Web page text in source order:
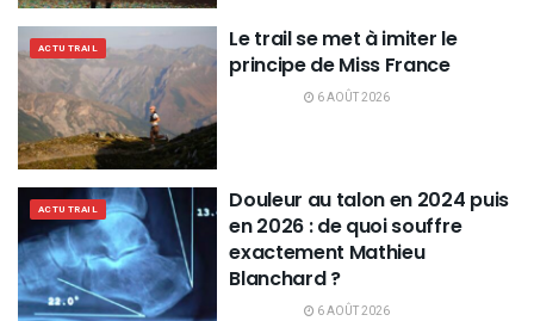
ACTU TRAIL
Le trail se met à imiter le
principe de Miss France
6 AOÛT 2026
ACTU TRAIL
Douleur au talon en 2024 puis
en 2026 : de quoi souffre
exactement Mathieu
Blanchard ?
6 AOÛT 2026